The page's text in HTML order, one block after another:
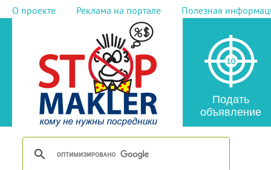
О проекте Реклама на портале Полезная
Подать
объявление